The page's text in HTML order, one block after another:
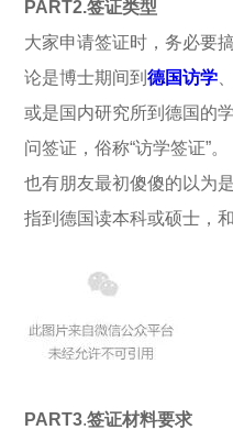
PART2.签证类型
大家申请签证时，务必要
论是博士期间到德国访学
或是国内研究所到德国的
问签证，俗称“访学签证”。
也有朋友最初傻傻的以为
指到德国读本科或硕士，
PART3.签证材料要求